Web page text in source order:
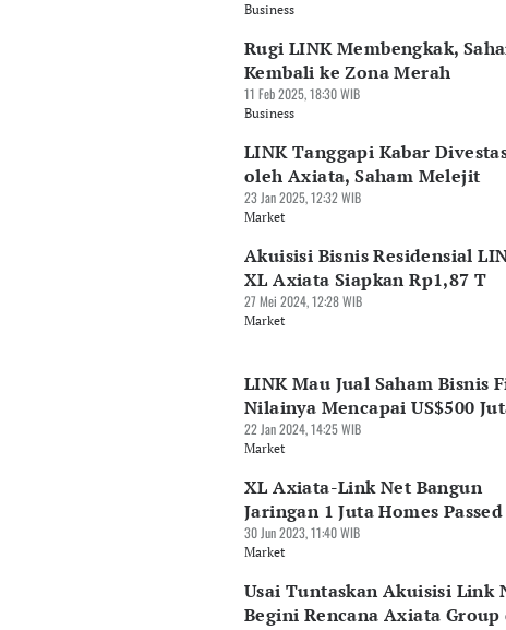
Business
Rugi LINK Membengkak,
Kembali ke Zona Merah
11 Feb 2025, 18:30 WIB
Business
LINK Tanggapi Kabar
oleh Axiata, Saham Melejit
23 Jan 2025, 12:32 WIB
Market
Akuisisi Bisnis Residensial
XL Axiata Siapkan Rp1,87 T
27 Mei 2024, 12:28 WIB
Market
LINK Mau Jual Saham Bisnis
Nilainya Mencapai US$500
22 Jan 2024, 14:25 WIB
Market
XL Axiata-Link Net Bangun
Jaringan 1 Juta Homes Passed
30 Jun 2023, 11:40 WIB
Market
Usai Tuntaskan Akuisisi Link
Begini Rencana Axiata Group